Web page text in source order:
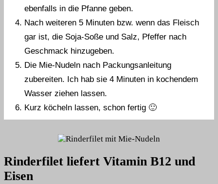
ebenfalls in die Pfanne geben.
Nach weiteren 5 Minuten bzw. wenn das Fleisch
gar ist, die Soja-Soße und Salz, Pfeffer nach
Geschmack hinzugeben.
Die Mie-Nudeln nach Packungsanleitung
zubereiten. Ich hab sie 4 Minuten in kochendem
Wasser ziehen lassen.
Kurz köcheln lassen, schon fertig 🙂
Rinderfilet liefert Vitamin B12 und
Eisen